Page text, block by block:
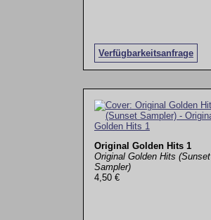
Verfügbarkeitsanfrage
Original Golden Hits 1
Original Golden Hits (Sunset
Sampler)
4,50 €